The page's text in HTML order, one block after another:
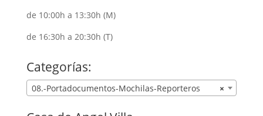
de 10:00h a 13:30h (M)
de 16:30h a 20:30h (T)
Categorías:
×
08.-Portadocumentos-Mochilas-Reporteros